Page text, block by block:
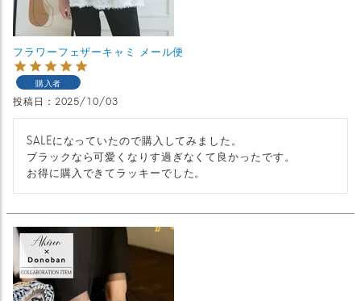
フラワーフェザーキャミ メール便
購入者
投稿日 2025/10/03
SALEになっていたので購入してみました。
ブラックなら可愛くなりす過ぎなくて良かったです。
お得に購入できてラッキーでした。